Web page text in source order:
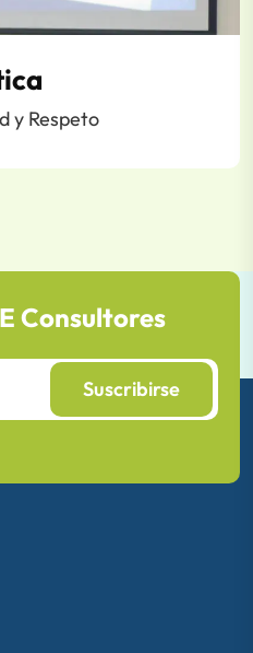
y Respeto
Consultores
Suscribirse